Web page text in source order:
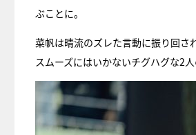
ぶことに。
菜帆は晴流のズレた言動に振り回さ
スムーズにはいかないチグハグな2人